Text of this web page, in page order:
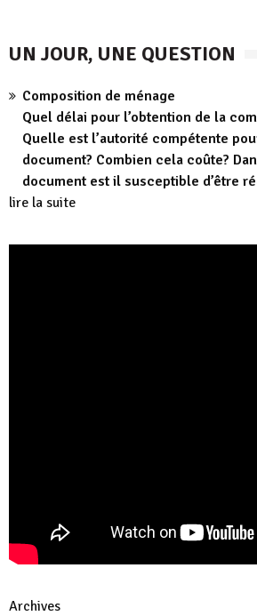
UN JOUR, UNE QUESTION
Composition de ménage
Quel délai pour l’obtention de la
Quelle est l’autorité compétente
document? Combien cela coûte?
document est il susceptible d’être
lire la suite
Archives